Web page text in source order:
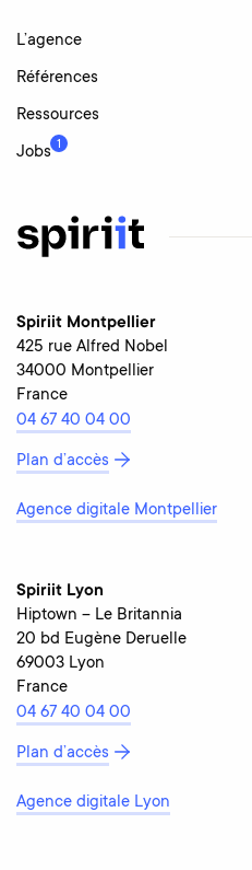
L’agence
Références
Ressources
Jobs 1
Spiriit Montpellier
425 rue Alfred Nobel
34000 Montpellier
France
04 67 40 04 00
Plan d’accès
Agence digitale Montpellier
Spiriit Lyon
Hiptown – Le Britannia
20 bd Eugène Deruelle
69003 Lyon
France
04 67 40 04 00
Plan d’accès
Agence digitale Lyon